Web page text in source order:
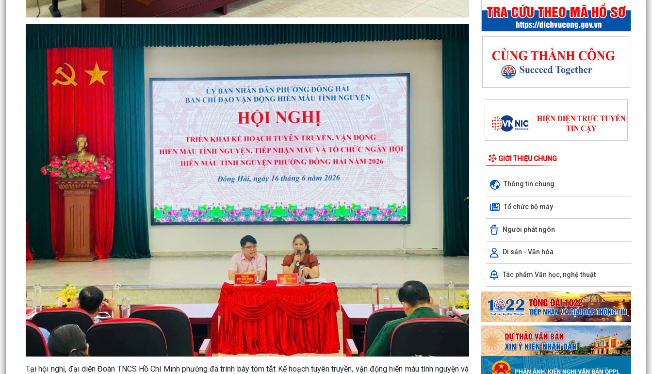
Tại hội nghị, đại diện Đoàn TNCS Hồ Chí Minh phường đã trình bày tóm tắt Kế hoạch tuyên truyền, vận động hiến máu tình nguyện và
GIỚI THIỆU CHUNG
Thông tin chung
Tổ chức bộ máy
Người phát ngôn
Di sản - Văn hóa
Tác phẩm Văn học, nghệ thuật
Quyết định số 1143/QĐ-UBND ngày 03/8/2026
của UBND phường Đông Hải về việc thu hồi đất
để thực hiện...
Quyết định số 1142/QĐ-UBND ngày 03/8/2026
của UBND phường Đông Hải về việc thu hồi đất
để thực hiện...
Hải Phòng đẩy nhanh tiến độ đo đạc, lập hồ sơ
Phường Đông Hải tổ chức sinh hoạt dưới cờ
Phường Đông Hải: Giao ban Hiệu trưởng, triển
khai nhiệm vụ chuẩn bị năm học 2026 – 2027
HĐND phường Đông Hải giám sát chuyên đề việc
thực hiện nhiệm vụ thu ngân sách nhà nước
năm 2026
Phường Đông Hải tham dự trực tuyến Hội nghị
toàn quốc quán triệt Nghị quyết Hội nghị lần thứ
ba Ban...
THƯ CẢM ƠN
PHƯỜNG ĐÔNG HẢI TRIỂN KHAI CHƯƠNG TRÌNH
ĐỀ ÁN 06 GIAI ĐOẠN 2026–2030